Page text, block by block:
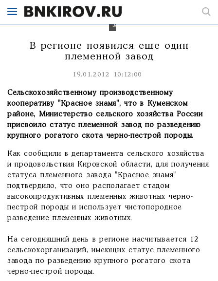
племенным
заводом.
В регионе появился еще один
племенной завод
19.01.2012 10:12:00
Сельскохозяйственному производственному
кооперативу "Красное знамя", что в Куменском
районе, Министерство сельского хозяйства России
присвоило статус племенной завод по разведению
крупного рогатого скота черно-пестрой породы.
Как сообщили в департамента сельского хозяйства
и продовольствия Кировской области, для получения
статуса племенного завода "Красное знамя"
подтвердило, что оно располагает стадом
высокопродуктивных племенных животных черно-
пестрой породы и использует чистопородное
разведение племенных животных.
На сегодняшний день в регионе насчитывается 12
сельскохорганизаций, имеющих статус племенного
завода по разведению крупного рогатого скота
черно-пестрой породы.